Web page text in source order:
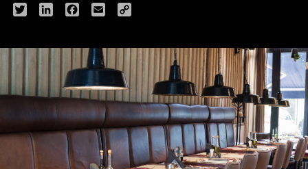
Twitter LinkedInFacebook
Email